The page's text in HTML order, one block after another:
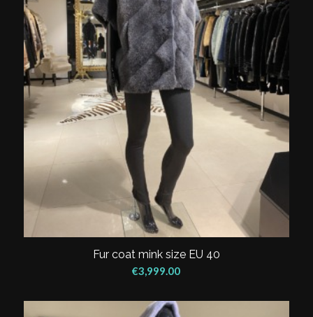
Fur coat mink size EU 40
€3,999.00